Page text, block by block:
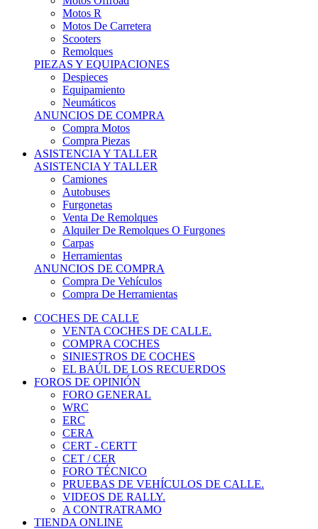
Motos R
Motos De Carretera
Scooters
Remolques
PIEZAS Y EQUIPACIONES
Despieces
Equipamiento
Neumáticos
ANUNCIOS DE COMPRA
Compra Motos
Compra Piezas
ASISTENCIA Y TALLER
ASISTENCIA Y TALLER
Camiones
Autobuses
Furgonetas
Venta De Remolques
Alquiler De Remolques O Furgones
Carpas
Herramientas
ANUNCIOS DE COMPRA
Compra De Vehículos
Compra De Herramientas
COCHES DE CALLE
VENTA COCHES DE CALLE.
COMPRA COCHES
SINIESTROS DE COCHES
EL BAÚL DE LOS RECUERDOS
FOROS DE OPINIÓN
FORO GENERAL
WRC
ERC
CERA
CERT - CERTT
CET / CER
FORO TÉCNICO
PRUEBAS DE VEHÍCULOS DE CALLE.
VIDEOS DE RALLY.
A CONTRATRAMO
TIENDA ONLINE